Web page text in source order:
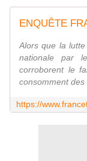
Alors que la
nationale par
corroborent le
consomment des